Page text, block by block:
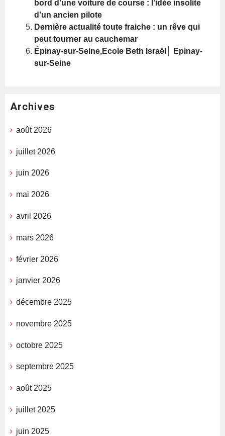
bord d’une voiture de course : l’idée insolite
d’un ancien pilote
Dernière actualité toute fraiche : un rêve qui
peut tourner au cauchemar
Épinay-sur-Seine,Ecole Beth Israël│ Epinay-
sur-Seine
Archives
août 2026
juillet 2026
juin 2026
mai 2026
avril 2026
mars 2026
février 2026
janvier 2026
décembre 2025
novembre 2025
octobre 2025
septembre 2025
août 2025
juillet 2025
juin 2025